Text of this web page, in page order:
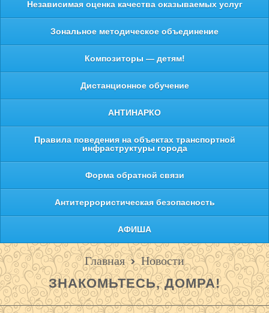
Независимая оценка качества оказываемых услуг
Зональное методическое объединение
Композиторы — детям!
Дистанционное обучение
АНТИНАРКО
Правила поведения на объектах транспортной
инфраструктуры города
Форма обратной связи
Антитеррористическая безопасность
АФИША
Главная Новости
ЗНАКОМЬТЕСЬ, ДОМРА!